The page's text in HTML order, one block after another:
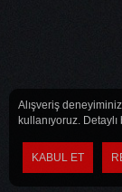
Alışveriş
kullanıyoruz. Detaylı